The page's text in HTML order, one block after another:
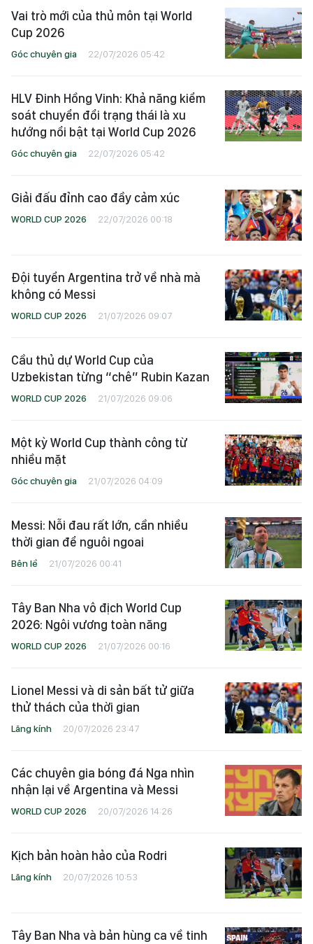
Vai trò mới của thủ môn tại World
Cup 2026
Góc chuyên gia 22/07/2026 05:42
HLV Đinh Hồng Vinh: Khả năng kiểm
soát chuyển đổi trạng thái là xu
hướng nổi bật tại World Cup 2026
Góc chuyên gia 22/07/2026 05:42
Giải đấu đỉnh cao đầy cảm xúc
WORLD CUP 2026 22/07/2026 00:18
Đội tuyển Argentina trở về nhà mà
không có Messi
WORLD CUP 2026 21/07/2026 09:07
Cầu thủ dự World Cup của
Uzbekistan từng “chê” Rubin Kazan
WORLD CUP 2026 21/07/2026 09:06
Một kỳ World Cup thành công từ
nhiều mặt
Góc chuyên gia 21/07/2026 04:09
Messi: Nỗi đau rất lớn, cần nhiều
thời gian để nguôi ngoai
Bên lề 21/07/2026 00:41
Tây Ban Nha vô địch World Cup
2026: Ngôi vương toàn năng
WORLD CUP 2026 21/07/2026 00:16
Lionel Messi và di sản bất tử giữa
thử thách của thời gian
Lăng kính 20/07/2026 23:47
Các chuyên gia bóng đá Nga nhìn
nhận lại về Argentina và Messi
WORLD CUP 2026 20/07/2026 14:26
Kịch bản hoàn hảo của Rodri
Lăng kính 20/07/2026 10:53
Tây Ban Nha và bản hùng ca về tinh